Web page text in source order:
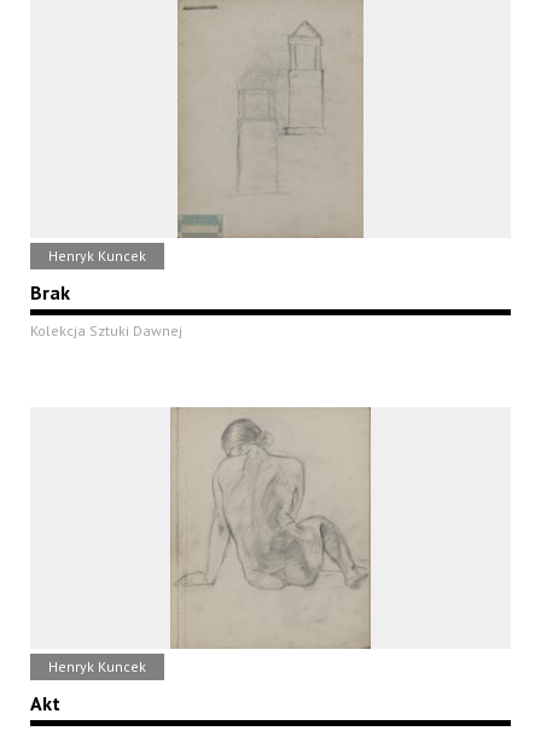
Henryk Kuncek
Brak
Kolekcja Sztuki Dawnej
Henryk Kuncek
Akt